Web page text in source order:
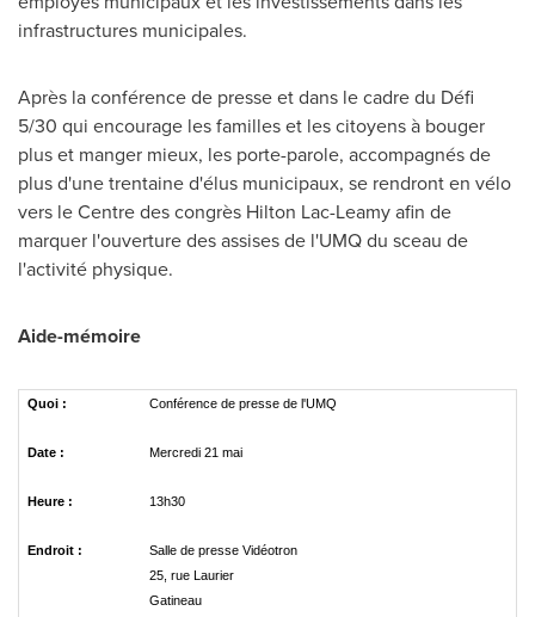
infrastructures municipales.
Après la conférence de presse et dans le cadre du Défi
5/30 qui encourage les familles et les citoyens à bouger
plus et manger mieux, les porte-parole, accompagnés de
plus d'une trentaine d'élus municipaux, se rendront en vélo
vers le Centre des congrès Hilton Lac-Leamy afin de
marquer l'ouverture des assises de l'UMQ du sceau de
l'activité physique.
Aide-mémoire
Quoi : Conférence de presse de l'UMQ
Date : Mercredi 21 mai
Heure : 13h30
Endroit :
Salle de presse Vidéotron
25, rue Laurier
Gatineau